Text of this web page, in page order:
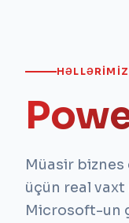
HƏLLƏRIMIZ
Müasir
üçün real
Microsoft-un